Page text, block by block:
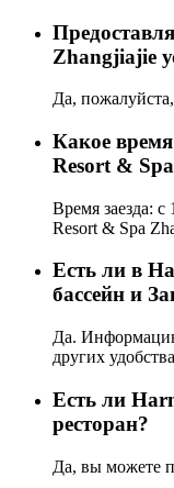
Zhangjiajie
Да,
Какое
Resort &
Время заезда: с
Resort & Spa
Есть ли в
бассейн и
Да.
других
Eсть ли
ресторан?
Да, вы можете